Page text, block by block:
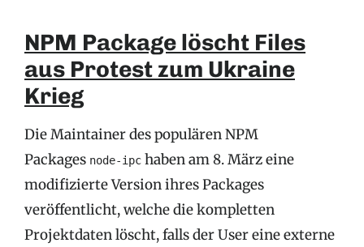
NPM Package löscht Files
aus Protest zum Ukraine
Krieg
Die Maintainer des populären NPM
Packages node-ipc haben am 8. März eine
modifizierte Version ihres Packages
veröffentlicht, welche die kompletten
Projektdaten löscht, falls der User eine externe